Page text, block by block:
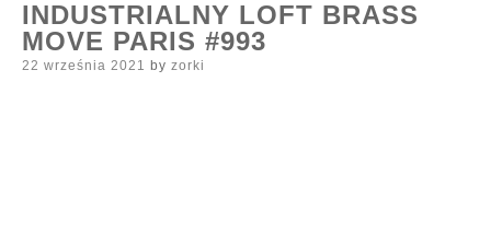
INDUSTRIALNY LOFT BRASS
MOVE PARIS #993
Posted
22 września 2021 by zorki